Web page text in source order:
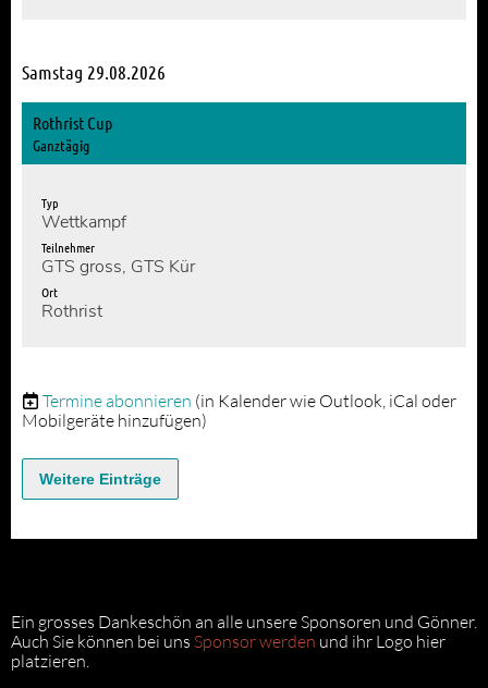
Samstag 29.08.2026
Rothrist Cup
Ganztägig
Typ
Wettkampf
Teilnehmer
GTS gross, GTS Kür
Ort
Rothrist
Termine abonnieren (in Kalender wie Outlook, iCal oder
Mobilgeräte hinzufügen)
Weitere Einträge
Ein grosses Dankeschön an alle unsere Sponsoren und Gönner.
Auch Sie können bei uns Sponsor werden und ihr Logo hier
platzieren.